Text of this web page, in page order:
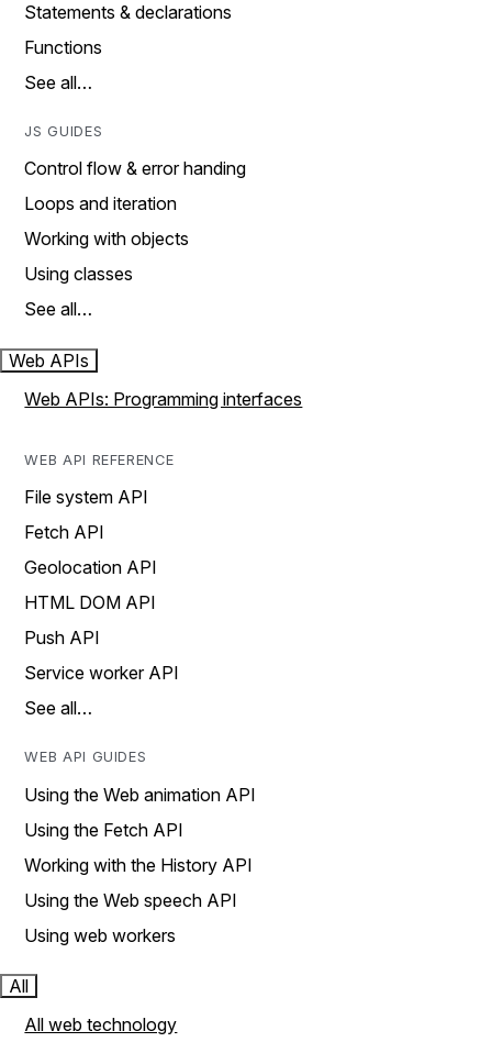
Statements & declarations
Functions
See all…
JS GUIDES
Control flow & error handing
Loops and iteration
Working with objects
Using classes
See all…
Web APIs
Web APIs: Programming interfaces
WEB API REFERENCE
File system API
Fetch API
Geolocation API
HTML DOM API
Push API
Service worker API
See all…
WEB API GUIDES
Using the Web animation API
Using the Fetch API
Working with the History API
Using the Web speech API
Using web workers
All
All web technology